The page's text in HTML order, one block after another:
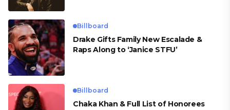
Billboard
Drake Gifts Family New Escalade &
Raps Along to ‘Janice STFU’
Billboard
Chaka Khan & Full List of Honorees